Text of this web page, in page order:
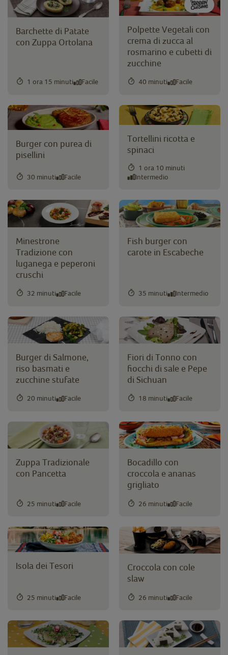
Barchette di Patate
con Zuppa Ortolana
1 ora 15 minuti Facile
Polpette Vegetali con
crema di zucca al
rosmarino e cubetti di
zucchine
40 minuti Facile
Burger con purea di
pisellini
30 minuti Facile
Tortellini ricotta e
spinaci
1 ora 10 minuti
Intermedio
Minestrone
Tradizione con
luganega e peperoni
cruschi
32 minuti Facile
Fish burger con
carote in Escabeche
35 minuti Intermedio
Burger di Salmone,
riso basmati e
zucchine stufate
20 minuti Facile
Fiori di Tonno con
fiocchi di sale e Pepe
di Sichuan
18 minuti Facile
Zuppa Tradizionale
con Pancetta
25 minuti Facile
Bocadillo con
croccola e ananas
grigliato
26 minuti Facile
Isola dei Tesori
25 minuti Facile
Croccola con cole
slaw
26 minuti Facile